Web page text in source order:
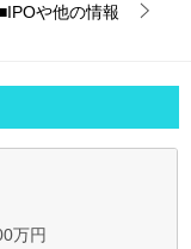
や他の情報
万円